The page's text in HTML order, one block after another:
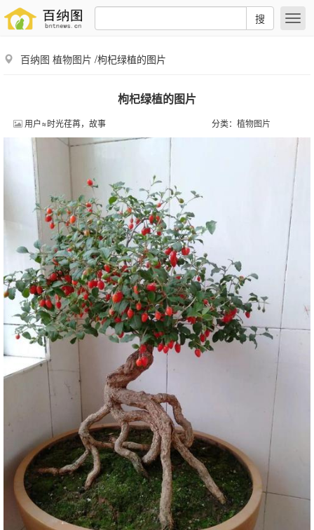
搜
百纳图 植物图片 /枸杞绿植的图片
枸杞绿植的图片
用户≈时光荏苒，故事 分类： 植物图片